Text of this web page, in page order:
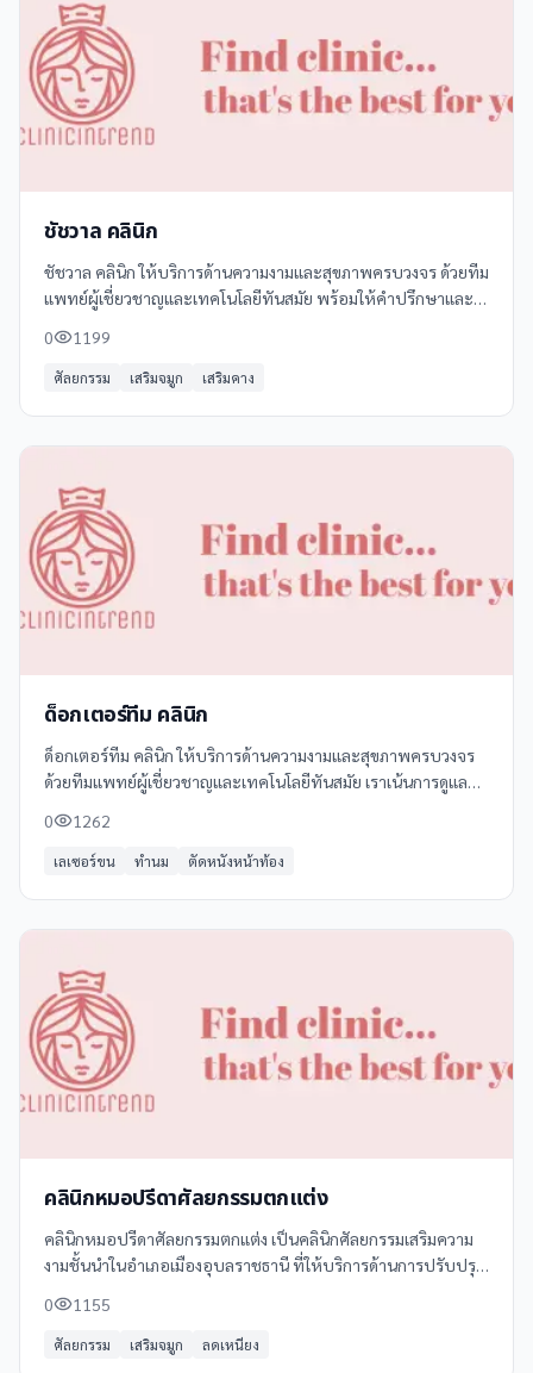
ชัชวาล คลินิก
ชัชวาล คลินิก ให้บริการด้านความงามและสุขภาพครบวงจร ด้วยทีม
แพทย์ผู้เชี่ยวชาญและเทคโนโลยีทันสมัย พร้อมให้คำปรึกษาและ
แผลเป็น ฝ้า กระ จุดด่างดำ
0 1199
ศัลยกรรม เสริมจมูก เสริมคาง
ด็อกเตอร์ทีม คลินิก
ด็อกเตอร์ทีม คลินิก ให้บริการด้านความงามและสุขภาพครบวงจร
ด้วยทีมแพทย์ผู้เชี่ยวชาญและเทคโนโลยีทันสมัย เราเน้นการดูแล
เลอร์**
0 1262
เลเซอร์ขน ทำนม ตัดหนังหน้าท้อง
คลินิกหมอปรีดาศัลยกรรมตกแต่ง
คลินิกหมอปรีดาศัลยกรรมตกแต่ง เป็นคลินิกศัลยกรรมเสริมความ
งามชั้นนำในอำเภอเมืองอุบลราชธานี ที่ให้บริการด้านการปรับปรุง
0 1155
ศัลยกรรม เสริมจมูก ลดเหนียง